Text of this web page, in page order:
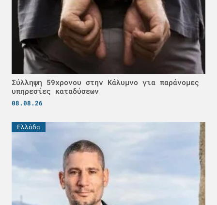
Σύλληψη 59χρονου στην Κάλυμνο για παράνομες
υπηρεσίες καταδύσεων
08.08.26
Ελλάδα